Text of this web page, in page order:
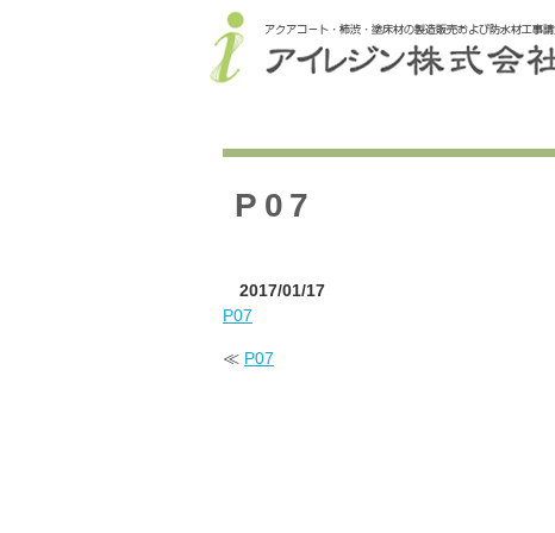
P07
2017/01/17
P07
≪ P07